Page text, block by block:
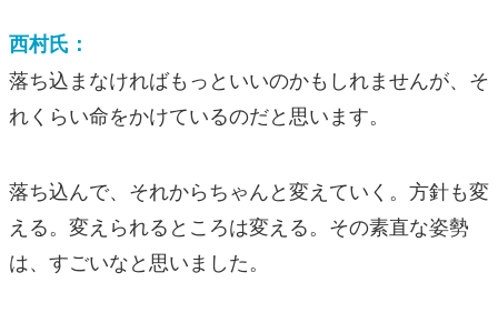
西村氏：
落ち込まなければもっといいのかもしれませんが、そ
れくらい命をかけているのだと思います。
落ち込んで、それからちゃんと変えていく。方針も変
える。変えられるところは変える。その素直な姿勢
は、すごいなと思いました。